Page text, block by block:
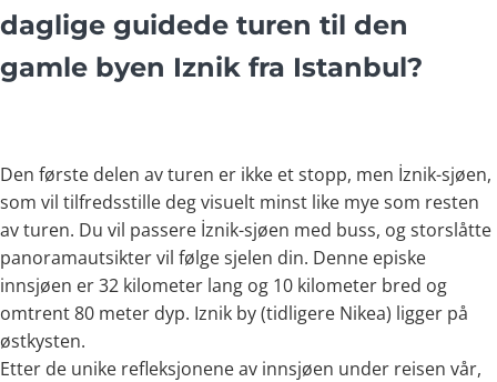
daglige guidede turen til den
gamle byen Iznik fra Istanbul?
Den første delen av turen er ikke et stopp, men İznik-sjøen,
som vil tilfredsstille deg visuelt minst like mye som resten
av turen. Du vil passere İznik-sjøen med buss, og storslåtte
panoramautsikter vil følge sjelen din. Denne episke
innsjøen er 32 kilometer lang og 10 kilometer bred og
omtrent 80 meter dyp. Iznik by (tidligere Nikea) ligger på
østkysten.
Etter de unike refleksjonene av innsjøen under reisen vår,